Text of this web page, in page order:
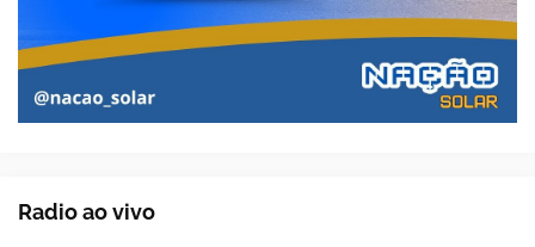
Radio ao vivo